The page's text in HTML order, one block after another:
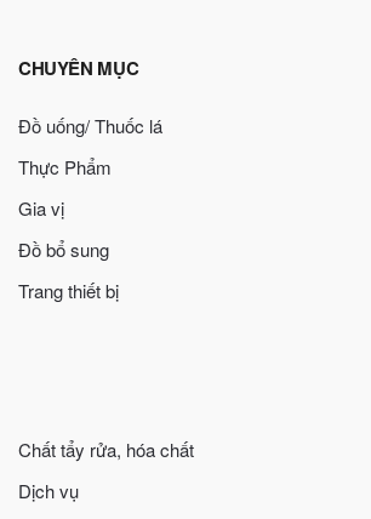
CHUYÊN MỤC
Đồ uống/ Thuốc lá
Thực Phẩm
Gia vị
Đồ bổ sung
Trang thiết bị
Chất tẩy rửa, hóa chất
Dịch vụ